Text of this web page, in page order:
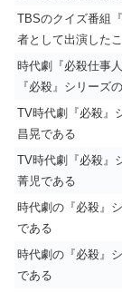
TBSのクイズ番組
者として出演した
時代劇『必殺仕事
『必殺』シリーズ
TV時代劇『必殺』
昌晃である
TV時代劇『必殺』
菁児である
時代劇の『必殺』
である
時代劇の『必殺』
である